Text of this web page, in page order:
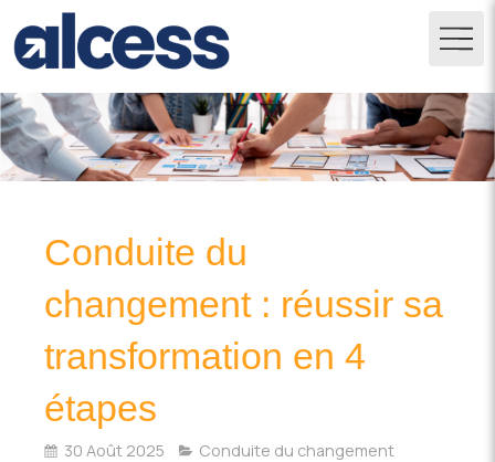
Conduite du
changement : réussir sa
transformation en 4
étapes
30 Août 2025 Conduite du changement